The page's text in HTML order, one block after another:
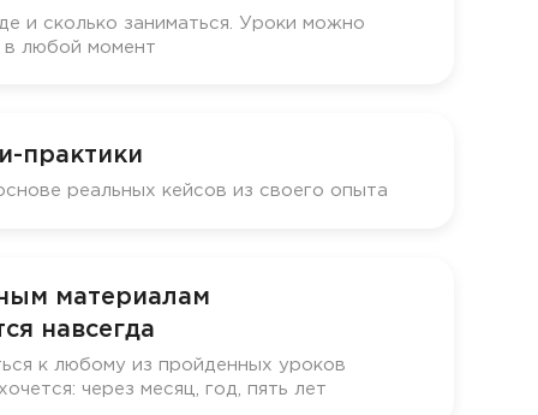
и сколько заниматься. Уроки можно
в любой момент
практики
реальных кейсов из своего опыта
материалам
навсегда
к любому из пройденных уроков
через месяц, год, пять лет